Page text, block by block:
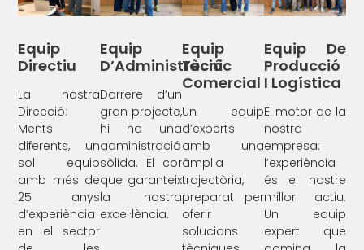
Equip
Directiu
La nostra
Direcció:
Ments
diferents, un
sol equip
amb més de
25 anys
d’experiència
en el sector
Equip
D’Administració
Darrere d’un
gran projecte,
hi ha una
administració
sòlida. El cor
que garanteix
la nostra
excel·lència.
Equip
Tècnic
Comercial
Un equip
d’experts
amb una
àmplia
trajectòria,
preparat per
oferir
solucions
Equip De
Producció
I Logística
El motor de la
nostra
empresa:
l’experiència
és el nostre
millor actiu.
Un equip
expert que